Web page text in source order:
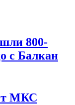
800-
с Балкан
МКС